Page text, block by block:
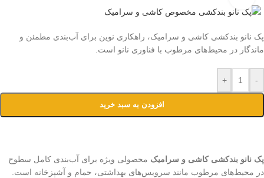
پک نانو بندکشی کاشی و سرامیک، راهکاری نوین برای آب‌بندی مطمئن و
ماندگار در محیط‌های مرطوب با فناوری نانو است.
-
+
افزودن به سبد خرید
پک نانو بندکشی کاشی و سرامیک محصولی ویژه برای آب‌بندی کامل سطوح
در محیط‌های مرطوب مانند سرویس‌های بهداشتی، حمام و آشپزخانه است.